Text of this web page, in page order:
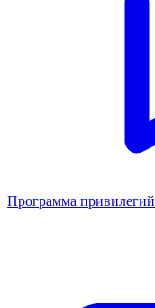
Программа привилегий